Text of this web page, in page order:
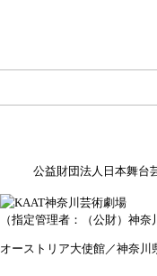
公益財団法人日本舞台
（指定管理者：（公財）神
オーストリア大使館／神奈